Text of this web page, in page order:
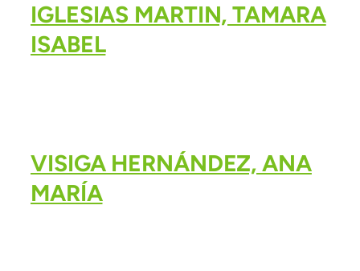
IGLESIAS MARTIN, TAMARA
ISABEL
VISIGA HERNÁNDEZ, ANA
MARÍA